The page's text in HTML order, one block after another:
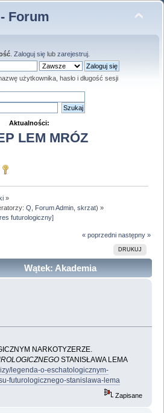
Forum
. Zaloguj sięlub zarejestruj.
użytkownika, hasło i długość sesji
Aktualności:
LEM MRÓZ
»
Q Forum Admin ,skrzat) »
futurologiczny]
« poprzedni następny »
DRUKUJ
Wątek: Akademia
futurologiczny] (Przeczytany
NARKOTYZERZE.
STANISŁAWA LEMA
legenda-o-eschatologicznym-
futurologicznego-stanislawa-lema
Zapisane